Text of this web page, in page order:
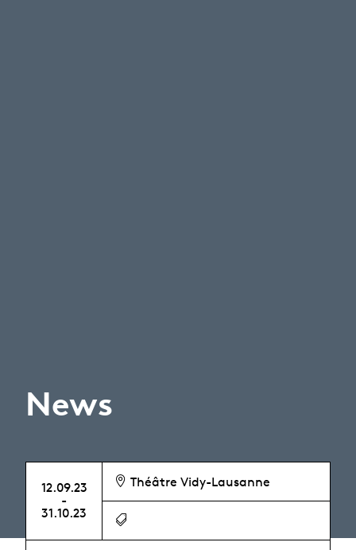
News
12.09.23
-
31.10.23
Théâtre Vidy-Lausanne